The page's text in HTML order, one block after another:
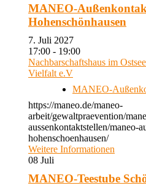
MANEO-
Hohenschönhausen
7. Juli 2027
17:00 - 19:00
Nachbarschaftshaus im
Vielfalt e.V
MANEO-
https://maneo.de/maneo-
arbeit/gewaltpraevention/
aussenkontaktstellen/maneo-
hohenschoenhausen/
Weitere Informationen
08 Juli
MANEO-Teestube